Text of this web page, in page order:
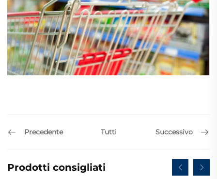
Precedente Tutti Successivo
Prodotti consigliati